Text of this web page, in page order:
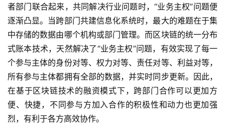
者部门联合起来，共同解决行业问题时，“业务主权”问题便
逐渐凸显。当跨部门共建信息化系统时，最大的难题在于集
中存储的数据由哪个机构或部门管理。而区块链的统一分布
式账本技术，天然解决了“业务主权”问题，有效实现了每一
个参与主体的身份对等、权力对等、责任对等、利益对等，
所有参与主体都拥有全部的数据，并实时同步更新。因此，
在基于区块链技术的融资模式下，跨部门合作可以更加方
便、快捷，不同参与方加入合作的积极性和动力也更加强
烈，有利于各方高效协作。